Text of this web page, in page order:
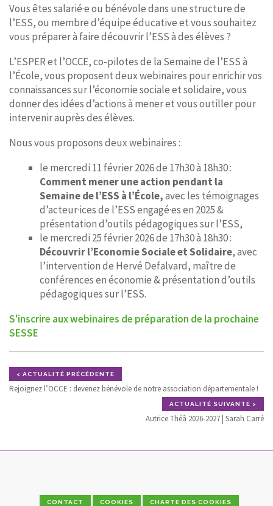
CONTACT
Vous êtes salarié·e ou bénévole dans une structure de
l’ESS, ou membre d’équipe éducative et vous souhaitez
vous préparer à faire découvrir l’ESS à des élèves ?
L’ESPER et l’OCCE, co-pilotes de la Semaine de l’ESS à
l’École, vous proposent deux webinaires pour enrichir vos
connaissances sur l’économie sociale et solidaire, vous
donner des idées d’actions à mener et vous outiller pour
intervenir auprès des élèves.
Nous vous proposons deux webinaires :
le mercredi 11 février 2026 de 17h30 à 18h30 :
Comment mener une action pendant la
Semaine de l’ESS à l’École,avec les témoignages
d’acteur·ices de l’ESS engagé·es en 2025 &
présentation d’outils pédagogiques sur l’ESS,
le mercredi 25 février 2026 de 17h30 à 18h30 :
Découvrir l’Economie Sociale et Solidaire, avec
l’intervention de Hervé Defalvard, maître de
conférences en économie & présentation d’outils
pédagogiques sur l’ESS.
S'inscrire aux webinaires de préparation de la prochaine
SESSE
< ACTUALITÉ PRÉCÉDENTE
Rejoignez l’OCCE : devenez bénévole de notre association départementale !
ACTUALITÉ SUIVANTE >
Autrice Théâ 2026-2027 | Sarah Carré
CONTACT COOKIES CHARTE DES COOKIES